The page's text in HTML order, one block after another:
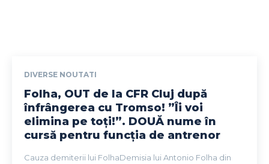
DIVERSE NOUTATI
Folha, OUT de la CFR Cluj după
înfrângerea cu Tromso! ”Îi voi
elimina pe toți!”. DOUĂ nume în
cursă pentru funcția de antrenor
Cauza demiterii lui FolhaDemisia lui Antonio Folha din